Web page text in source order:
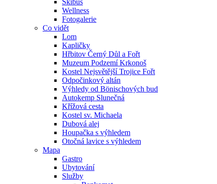
Skibus
Wellness
Fotogalerie
Co vidět
Lom
Kapličky
Hřbitov Černý Důl a Fořt
Muzeum Podzemí Krkonoš
Kostel Nejsvětější Trojice Fořt
Odpočinkový altán
Výhledy od Bönischových bud
Autokemp Slunečná
Křížová cesta
Kostel sv. Michaela
Dubová alej
Houpačka s výhledem
Otočná lavice s výhledem
Mapa
Gastro
Ubytování
Služby